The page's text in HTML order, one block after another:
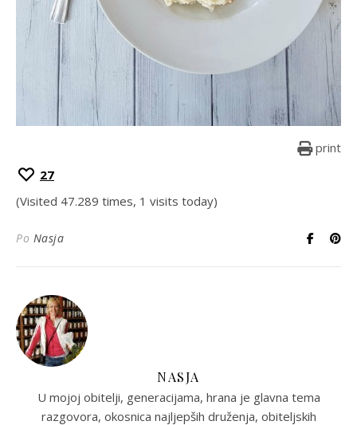
print
27
(Visited 47.289 times, 1 visits today)
Po Nasja
NASJA
U mojoj obitelji, generacijama, hrana je glavna tema
razgovora, okosnica najljepših druženja, obiteljskih